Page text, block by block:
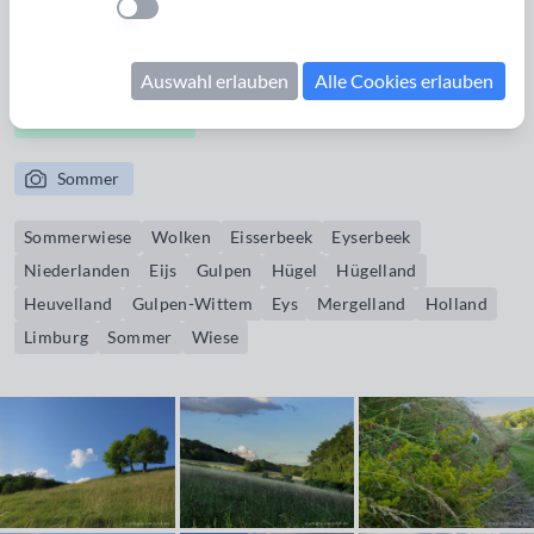
der bei Gulpen in die Geul mündet.
Sommer
Sommerwiese Wolken Eisserbeek
Eyserbeek
Niederlanden
Eijs Gulpen Hügel
Hügelland
Heuvelland
Gulpen-Wittem Eys Mergelland
Holland
Limburg
Sommer Wiese
Einstellung anwenden
Auswahl erlauben Alle Cookies erlauben